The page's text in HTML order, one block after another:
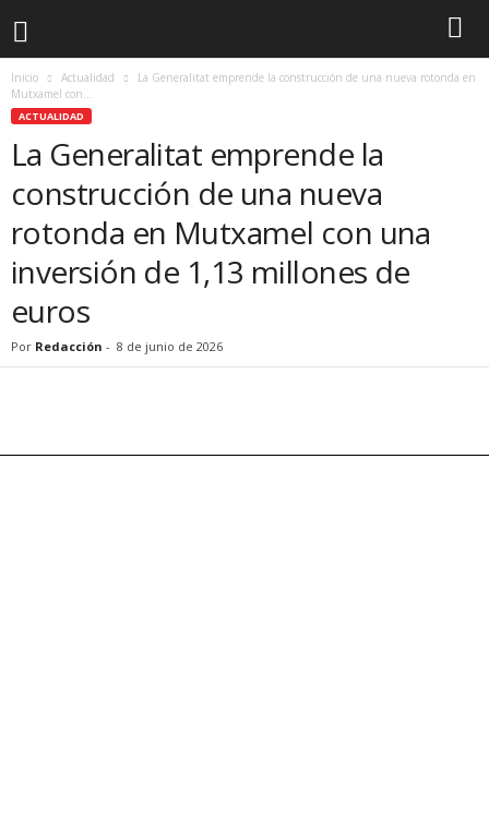
Inicio Actualidad
La Generalitat emprende la construcción de una nueva rotonda en
Mutxamel con...
ACTUALIDAD
La Generalitat emprende la
construcción de una nueva
rotonda en Mutxamel con una
inversión de 1,13 millones de
euros
Por Redacción - 8 de junio de 2026